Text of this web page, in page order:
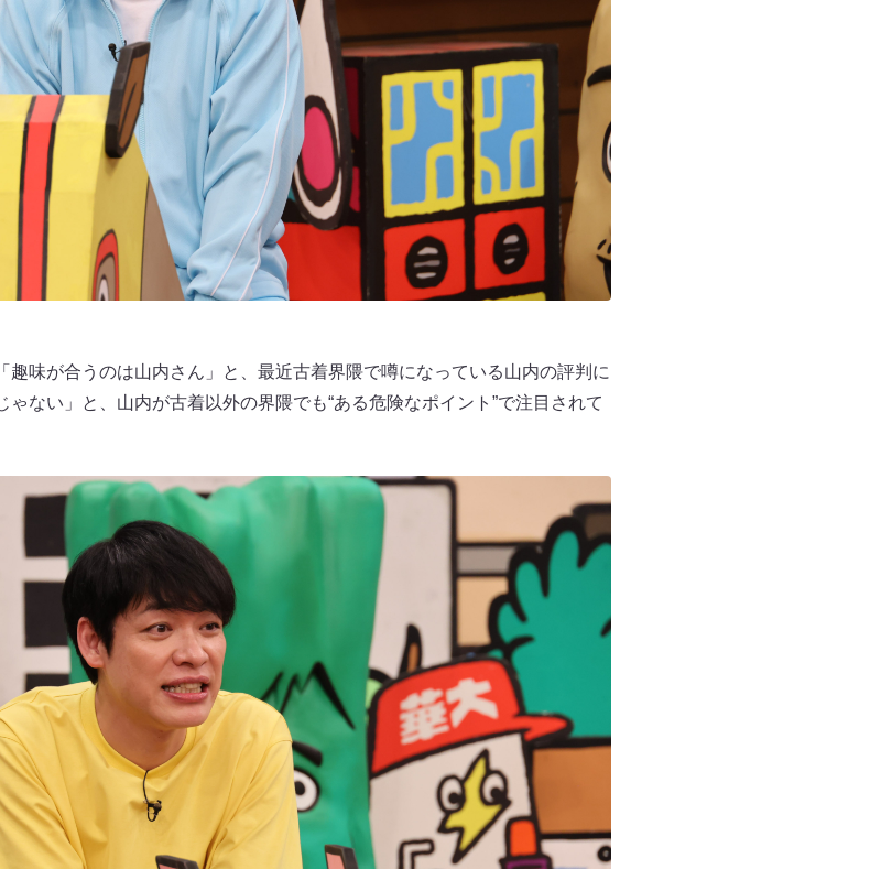
趣味が合うのは山内さん」と、最近古着界隈で噂になっている山内の評判に
ない」と、山内が古着以外の界隈でも“ある危険なポイント”で注目されて